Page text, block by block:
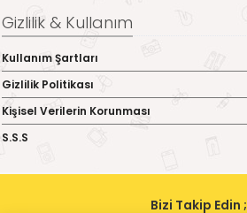
Gizlilik & Kullanım
Kullanım Şartları
Gizlilik Politikası
Kişisel Verilerin Korunması
S.S.S
Bizi Takip Edin ;